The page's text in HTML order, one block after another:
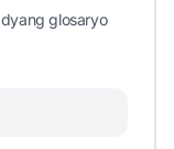
glosaryo